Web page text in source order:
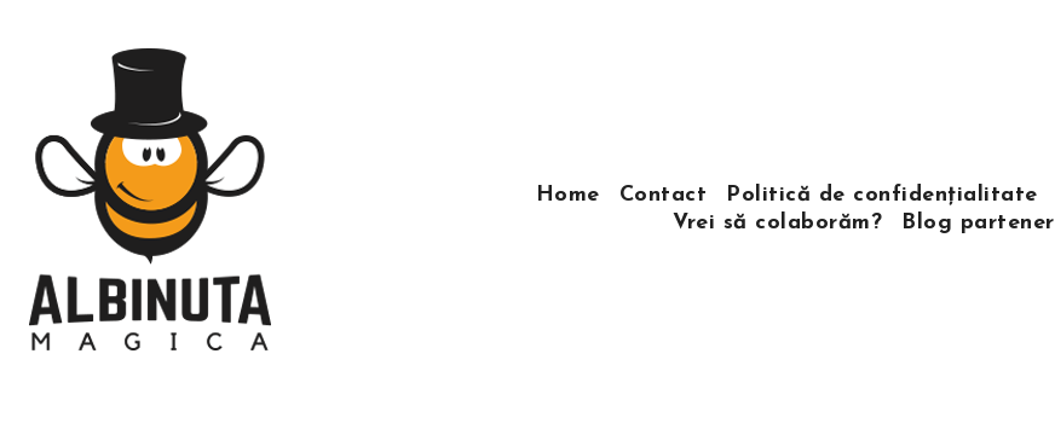
Home Contact Politică de confidențialitate
Vrei să colaborăm?
Blog partener